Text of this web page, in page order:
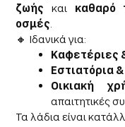
ζωής και καθαρό
οσμές
🔸 Ιδανικά για:
Καφετέριες
Εστιατόρια
Οικιακή
απαιτητικές
Τα λάδια είναι